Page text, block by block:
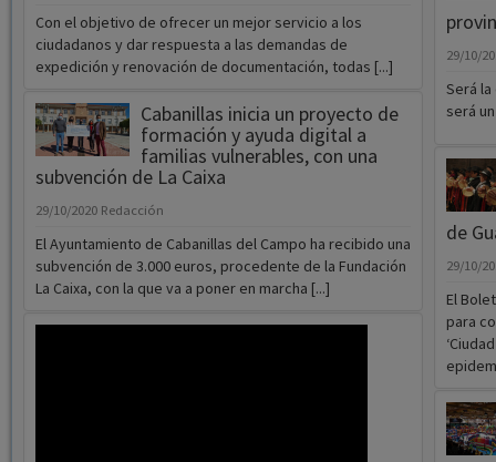
Con el objetivo de ofrecer un mejor servicio a los
ciudadanos y dar respuesta a las demandas de
expedición y renovación de documentación, todas [...]
Cabanillas inicia un proyecto de
formación y ayuda digital a
familias vulnerables, con una
subvención de La Caixa
29/10/2020 Redacción
El Ayuntamiento de Cabanillas del Campo ha recibido una
subvención de 3.000 euros, procedente de la Fundación
La Caixa, con la que va a poner en marcha [...]
29/10/
Será
será
de
29/10/
El
para